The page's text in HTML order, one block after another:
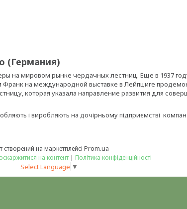
(Германия)
на мировом рынке чердачных лестниц. Еще в 1937
на международной выставке в Лейпциге
которая указала направление развития для
і виробляють на дочірньому підприємстві
створений на маркетплейсі Prom.ua
на контент | Політика конфіденційності
Select Language ▼